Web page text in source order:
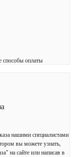
способы оплаты
нашими специалистами
вы можете узнать,
на сайте или написав в